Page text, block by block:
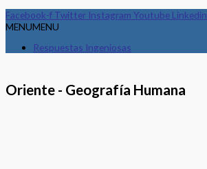
Facebook-f Twitter Instagram Youtube Linkedin
MENUMENU
Respuestas Ingeniosas
Oriente - Geografía Humana